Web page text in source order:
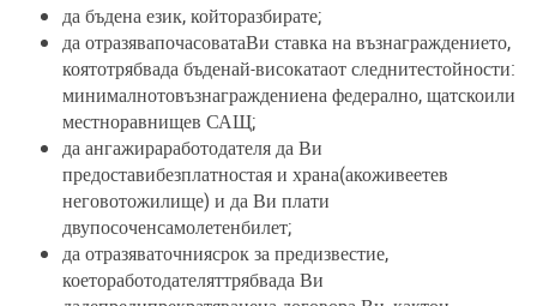
да бъдена език, койторазбирате;
да отразявапочасоватаВи ставка на възнаграждението,
коятотрябвада бъденай-високатаот следнитестойности:
минималнотовъзнаграждениена федерално, щатскоили
местноравнищев САЩ;
да ангажираработодателя да Ви
предоставибезплатностая и храна(акоживеетев
неговотожилище) и да Ви плати
двупосоченсамолетенбилет;
да отразяваточниясрок за предизвестие,
коетоработодателяттрябвада Ви